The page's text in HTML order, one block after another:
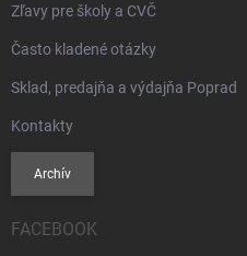
Zľavy pre školy a CVČ
Často kladené otázky
Sklad, predajňa a výdajňa Poprad
Kontakty
Archív
FACEBOOK